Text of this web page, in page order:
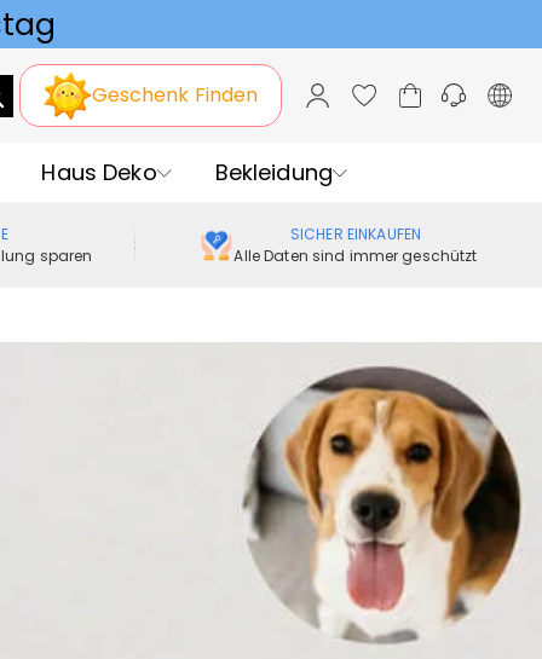
Geschenk Finden
Haus Deko Bekleidung
sparen
SICHER EINKAUFEN
Alle Daten sind immer geschützt